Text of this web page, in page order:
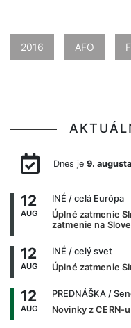
2016 AFO
Dnes je 9. augusta
12
AUG
INÉ / celá Európa
Úplné zatmenie
zatmenie na
12
AUG
INÉ / celý svet
Úplné zatmenie
12
AUG
PREDNÁŠKA /
Novinky z CERN-u